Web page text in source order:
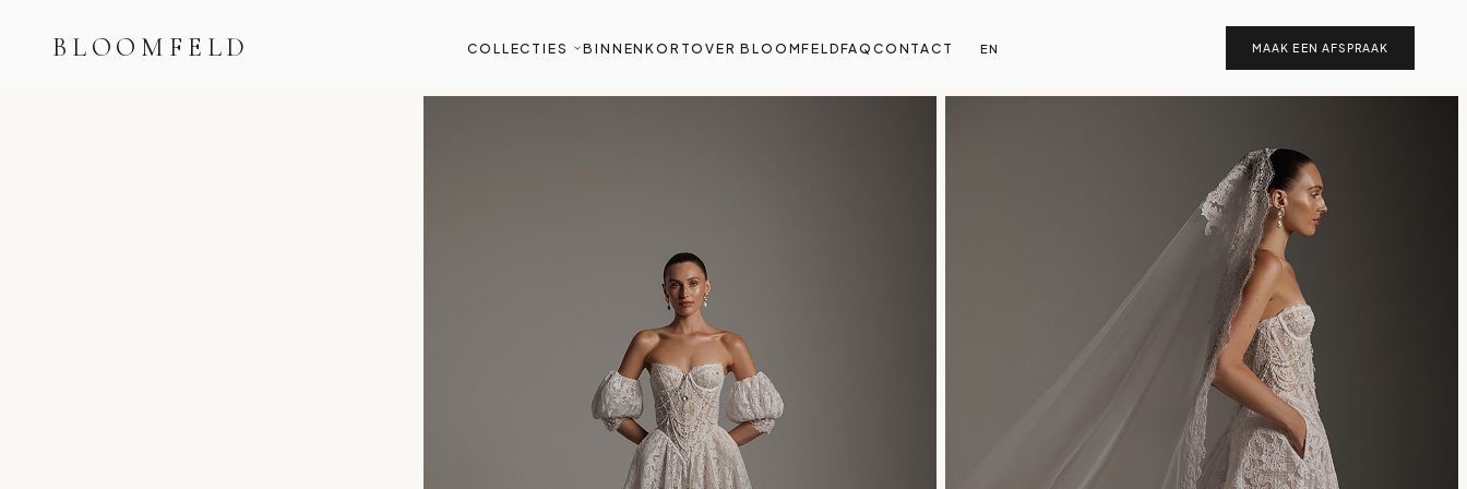
BLOOMFELD COLLECTIES BINNENKORTOVER BLOOMFELDFAQCONTACT EN MAAK EEN AFSPRAAK